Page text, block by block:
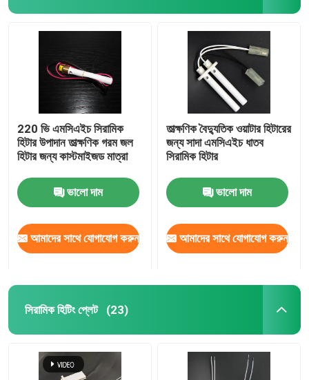
220 ভি এমসিএইচ সিরামিক
হিটার উপাদান তাত্ক্ষণিক গরম জল
হিটার জন্য কাস্টমাইজড মাত্রা
ভালো দাম
আমাদের সাথে যোগাযোগ করুন
তাত্ক্ষণিক বৈদ্যুতিক ওয়াটার হিটারের
জন্য সাদা এমসিএইচ ধাতব
সিরামিক হিটার
ভালো দাম
আমাদের সাথে যোগাযোগ করুন
সিরামিক হিটিং প্লেট (23)